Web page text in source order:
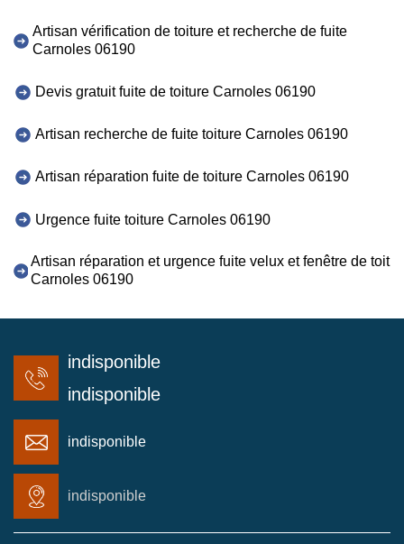
Artisan vérification de toiture et recherche de fuite
Carnoles 06190
Devis gratuit fuite de toiture Carnoles 06190
Artisan recherche de fuite toiture Carnoles 06190
Artisan réparation fuite de toiture Carnoles 06190
Urgence fuite toiture Carnoles 06190
Artisan réparation et urgence fuite velux et fenêtre de toit
Carnoles 06190
indisponible
indisponible
indisponible
indisponible